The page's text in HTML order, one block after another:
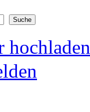
hochladen